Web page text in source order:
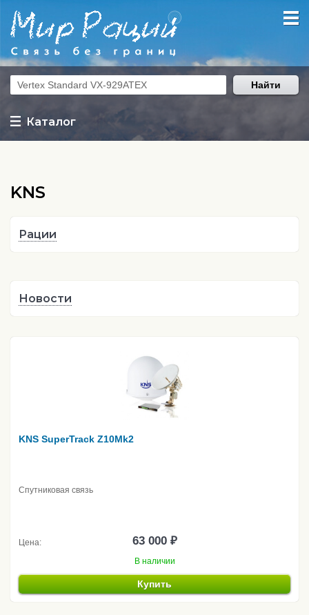
Каталог
Найти
KNS
Рации
Новости
KNS SuperTrack Z10Mk2
Спутниковая связь
Цена: 63 000 ₽
В наличии
Купить